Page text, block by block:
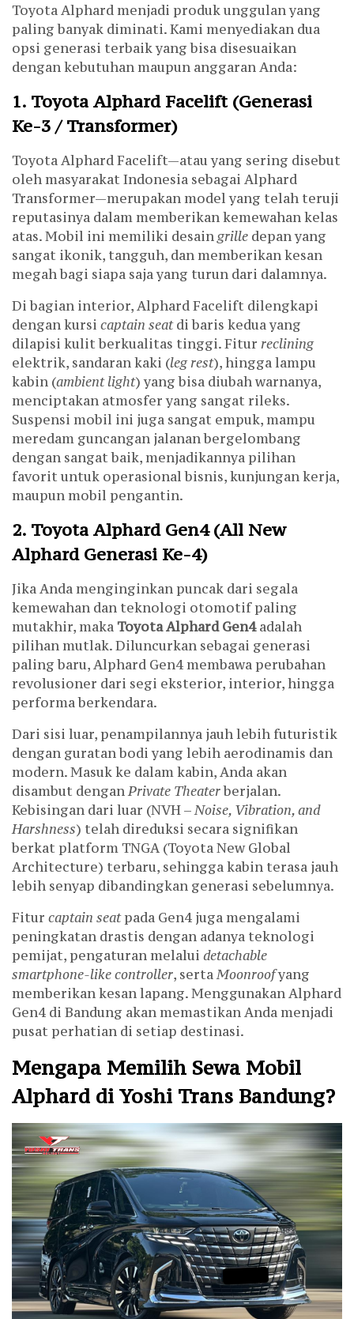
Toyota Alphard menjadi produk unggulan yang
paling banyak diminati. Kami menyediakan dua
opsi generasi terbaik yang bisa disesuaikan
dengan kebutuhan maupun anggaran Anda:
1. Toyota Alphard Facelift (Generasi
Ke-3 / Transformer)
Toyota Alphard Facelift—atau yang sering disebut
oleh masyarakat Indonesia sebagai Alphard
Transformer—merupakan model yang telah teruji
reputasinya dalam memberikan kemewahan kelas
atas. Mobil ini memiliki desaingrille depan yang
sangat ikonik, tangguh, dan memberikan kesan
megah bagi siapa saja yang turun dari dalamnya.
Di bagian interior, Alphard Facelift dilengkapi
dengan kursi captain seatdi baris kedua yang
dilapisi kulit berkualitas tinggi. Fitur reclining
elektrik, sandaran kaki (leg rest), hingga lampu
kabin (ambient light) yang bisa diubah warnanya,
menciptakan atmosfer yang sangat rileks.
Suspensi mobil ini juga sangat empuk, mampu
meredam guncangan jalanan bergelombang
dengan sangat baik, menjadikannya pilihan
favorit untuk operasional bisnis, kunjungan kerja,
maupun mobil pengantin.
2. Toyota Alphard Gen4 (All New
Alphard Generasi Ke-4)
Jika Anda menginginkan puncak dari segala
kemewahan dan teknologi otomotif paling
mutakhir, makaToyota Alphard Gen4adalah
pilihan mutlak. Diluncurkan sebagai generasi
paling baru, Alphard Gen4 membawa perubahan
revolusioner dari segi eksterior, interior, hingga
performa berkendara.
Dari sisi luar, penampilannya jauh lebih futuristik
dengan guratan bodi yang lebih aerodinamis dan
modern. Masuk ke dalam kabin, Anda akan
disambut denganPrivate Theaterberjalan.
Kebisingan dari luar (NVH –Noise, Vibration, and
Harshness) telah direduksi secara signifikan
berkat platform TNGA (Toyota New Global
Architecture) terbaru, sehingga kabin terasa jauh
lebih senyap dibandingkan generasi sebelumnya.
Fitur captain seatpada Gen4 juga mengalami
peningkatan drastis dengan adanya teknologi
pemijat, pengaturan melalui detachable
smartphone-like controller, sertaMoonroofyang
memberikan kesan lapang. Menggunakan Alphard
Gen4 di Bandung akan memastikan Anda menjadi
pusat perhatian di setiap destinasi.
Mengapa Memilih Sewa Mobil
Alphard di Yoshi Trans Bandung?